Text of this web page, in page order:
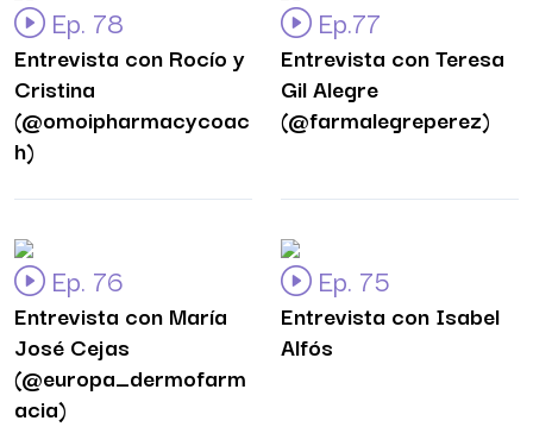
Ep. 78
Entrevista con Rocío y
Cristina
(@omoipharmacycoac
h)
Ep.77
Entrevista con Teresa
Gil Alegre
(@farmalegreperez)
Ep. 76
Entrevista con María
José Cejas
(@europa_dermofarm
acia)
Ep. 75
Entrevista con Isabel
Alfós